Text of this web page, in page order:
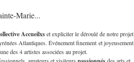
Marie...
Accueilxset expliciter le déroulé de notre projet
Atlantiques. Événement finement et joyeusement
des 4 artistes associées au projet.